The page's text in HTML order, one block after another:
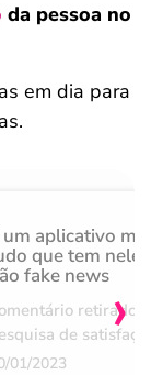
da pessoa no
em dia para
um aplicativo
que tem nele
fake news
retirado
de
01/2023
›